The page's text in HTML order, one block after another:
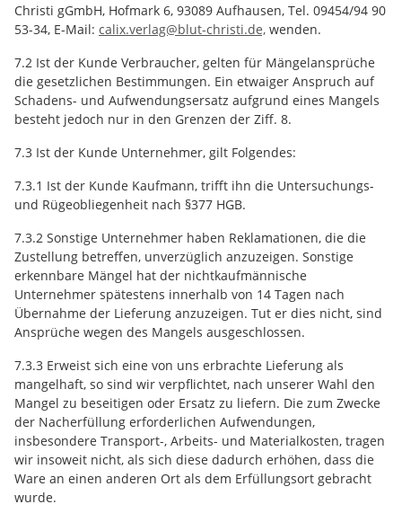
Christi gGmbH, Hofmark 6, 93089 Aufhausen, Tel. 09454/94 90
53-34, E-Mail: calix.verlag@blut-christi.de, wenden.
7.2 Ist der Kunde Verbraucher, gelten für Mängelansprüche
die gesetzlichen Bestimmungen. Ein etwaiger Anspruch auf
Schadens- und Aufwendungsersatz aufgrund eines Mangels
besteht jedoch nur in den Grenzen der Ziff. 8.
7.3 Ist der Kunde Unternehmer, gilt Folgendes:
7.3.1 Ist der Kunde Kaufmann, trifft ihn die Untersuchungs-
und Rügeobliegenheit nach §377 HGB.
7.3.2 Sonstige Unternehmer haben Reklamationen, die die
Zustellung betreffen, unverzüglich anzuzeigen. Sonstige
erkennbare Mängel hat der nichtkaufmännische
Unternehmer spätestens innerhalb von 14 Tagen nach
Übernahme der Lieferung anzuzeigen. Tut er dies nicht, sind
Ansprüche wegen des Mangels ausgeschlossen.
7.3.3 Erweist sich eine von uns erbrachte Lieferung als
mangelhaft, so sind wir verpflichtet, nach unserer Wahl den
Mangel zu beseitigen oder Ersatz zu liefern. Die zum Zwecke
der Nacherfüllung erforderlichen Aufwendungen,
insbesondere Transport-, Arbeits- und Materialkosten, tragen
wir insoweit nicht, als sich diese dadurch erhöhen, dass die
Ware an einen anderen Ort als dem Erfüllungsort gebracht
wurde.